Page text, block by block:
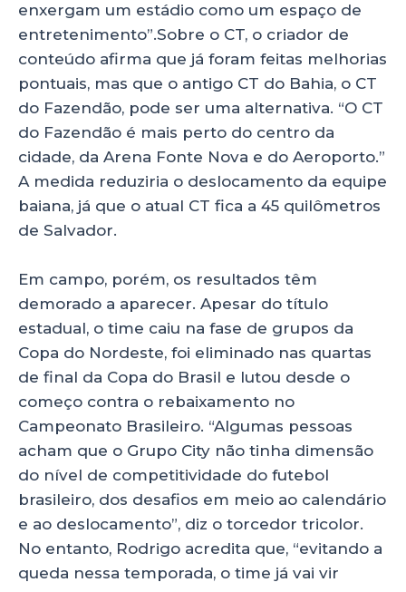
enxergam um estádio como um espaço de
entretenimento”.Sobre o CT, o criador de
conteúdo afirma que já foram feitas melhorias
pontuais, mas que o antigo CT do Bahia, o CT
do Fazendão, pode ser uma alternativa. “O CT
do Fazendão é mais perto do centro da
cidade, da Arena Fonte Nova e do Aeroporto.”
A medida reduziria o deslocamento da equipe
baiana, já que o atual CT fica a 45 quilômetros
de Salvador.
Em campo, porém, os resultados têm
demorado a aparecer. Apesar do título
estadual, o time caiu na fase de grupos da
Copa do Nordeste, foi eliminado nas quartas
de final da Copa do Brasil e lutou desde o
começo contra o rebaixamento no
Campeonato Brasileiro. “Algumas pessoas
acham que o Grupo City não tinha dimensão
do nível de competitividade do futebol
brasileiro, dos desafios em meio ao calendário
e ao deslocamento”, diz o torcedor tricolor.
No entanto, Rodrigo acredita que, “evitando a
queda nessa temporada, o time já vai vir